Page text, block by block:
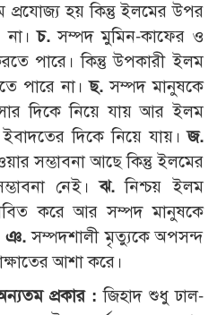
হয় কিন্তু ইলমের উপর
না।চ.সম্পদ মুমিন-কাফের ও
পারে। কিন্তু উপকারী ইলম
পারে না।ছ. সম্পদ মানুষকে
দিকে নিয়ে যায় আর ইলম
দিকে নিয়ে যায়।জ.
সম্ভাবনা আছে কিন্তু ইলমের
নেই।ঝ.নিশ্চয় ইলম
করে আর সম্পদ মানুষকে
ঞ. সম্পদশালী মৃত্যুকে অপসন্দ
আশা করে।
প্রকার :জিহাদ শুধু ঢাল-